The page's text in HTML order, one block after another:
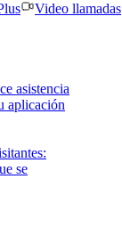
Video llamadas
asistencia
aplicación
se